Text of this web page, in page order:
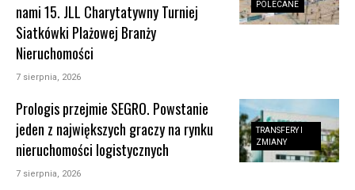
POLECANE
nami 15. JLL Charytatywny Turniej
Siatkówki Plażowej Branży
Nieruchomości
7 sierpnia, 2026
TRANSFERY I
ZMIANY
Prologis przejmie SEGRO. Powstanie
jeden z największych graczy na rynku
nieruchomości logistycznych
7 sierpnia, 2026